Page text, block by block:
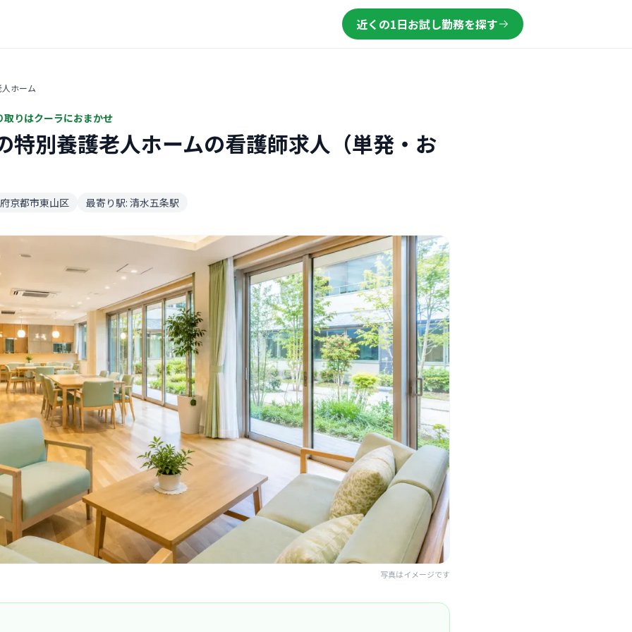
近くの1日お試し勤務を探す
ホーム
りはクーラにおまかせ
特別養護老人ホームの看護師求人（単発・お
京都市東山区 最寄り駅: 清水五条駅
写真はイメージです